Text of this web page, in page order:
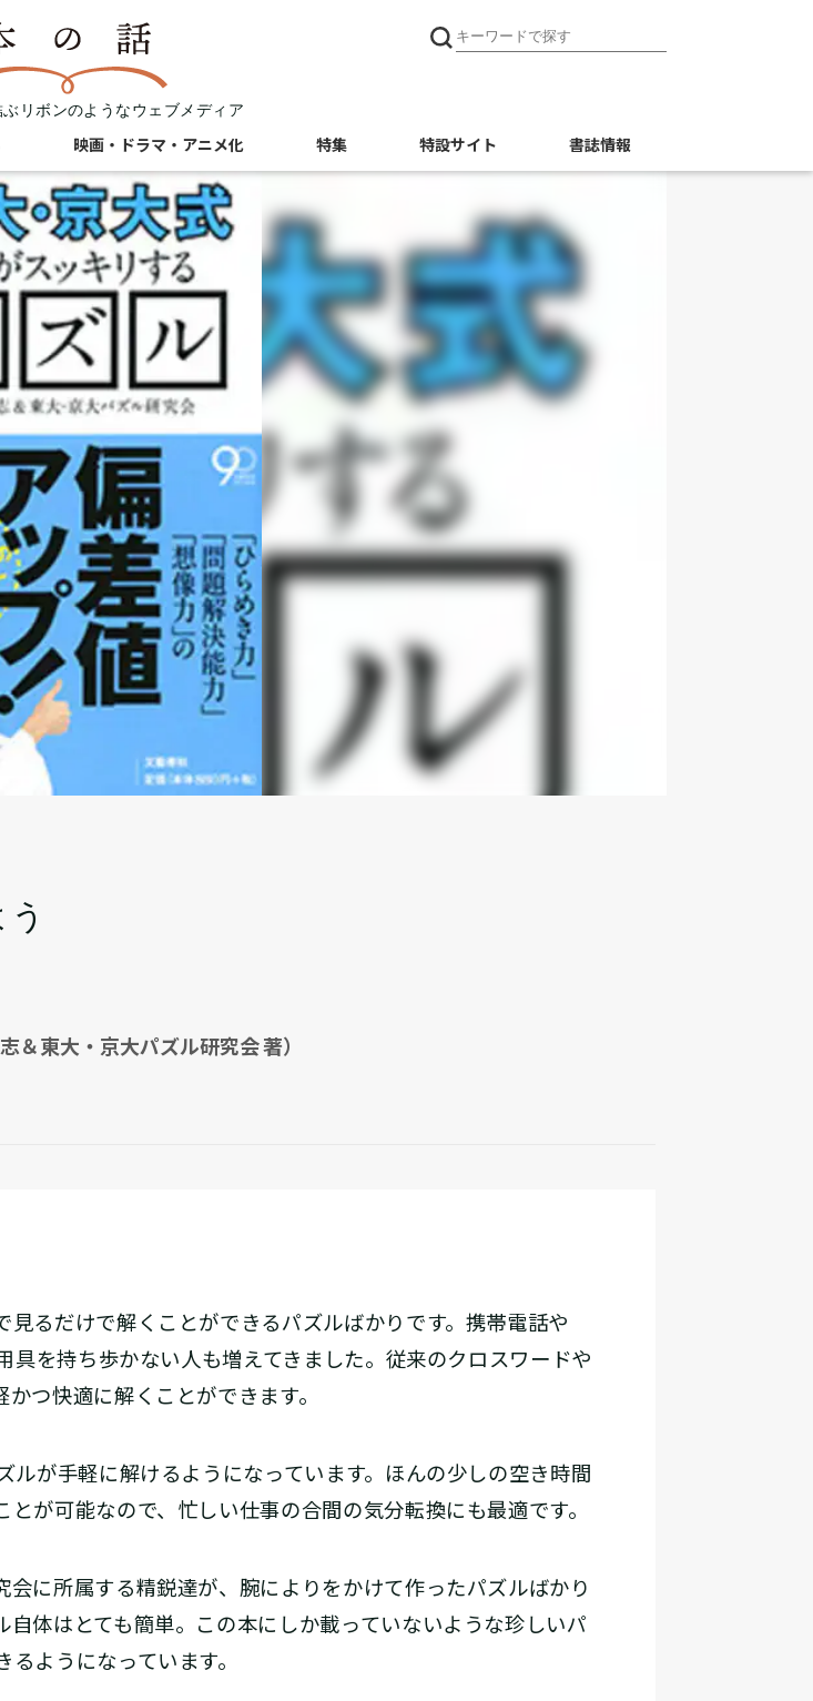
リボンのようなウェブメディア
映画・ドラマ・アニメ化 特集 特設サイト 書誌情報
＆東大・京大パズル研究会 著）
るだけで解くことができるパズルばかりです。携帯電話や
を持ち歩かない人も増えてきました。従来のクロスワードや
つ快適に解くことができます。
が手軽に解けるようになっています。ほんの少しの空き時間
が可能なので、忙しい仕事の合間の気分転換にも最適です。
に所属する精鋭達が、腕によりをかけて作ったパズルばかり
体はとても簡単。この本にしか載っていないような珍しいパ
ようになっています。